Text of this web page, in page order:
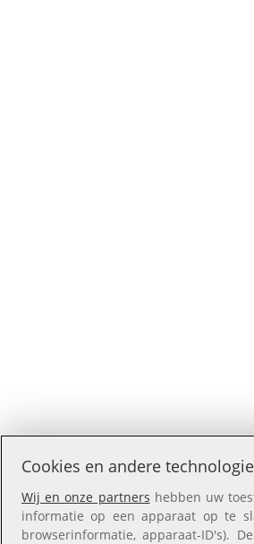
Cookies en andere
Wij en onze partners hebben uw
informatie op een apparaat op te
browserinformatie, apparaat-ID's).